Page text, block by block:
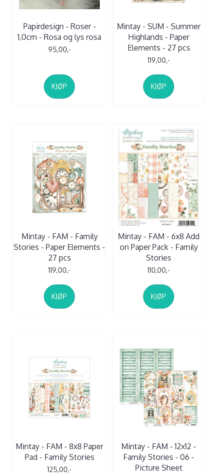
Papirdesign - Roser -
1,0cm - Rosa og lys rosa
95,00,-
KJØP
Mintay - SUM - Summer
Highlands - Paper
Elements - 27 pcs
119,00,-
KJØP
Mintay - FAM - Family
Stories - Paper Elements -
27 pcs
119,00,-
KJØP
Mintay - FAM - 6x8 Add
on Paper Pack - Family
Stories
110,00,-
KJØP
Mintay - FAM - 8x8 Paper
Pad - Family Stories
125,00,-
Mintay - FAM - 12x12 -
Family Stories - 06 -
Picture Sheet